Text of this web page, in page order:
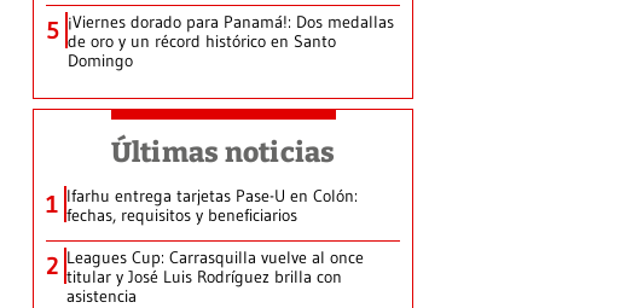
5 ¡Viernes dorado para Panamá!: Dos medallas
de oro y un récord histórico en Santo
Domingo
Últimas noticias
1 Ifarhu entrega tarjetas Pase-U en Colón:
fechas, requisitos y beneficiarios
2 Leagues Cup: Carrasquilla vuelve al once
titular y José Luis Rodríguez brilla con
asistencia